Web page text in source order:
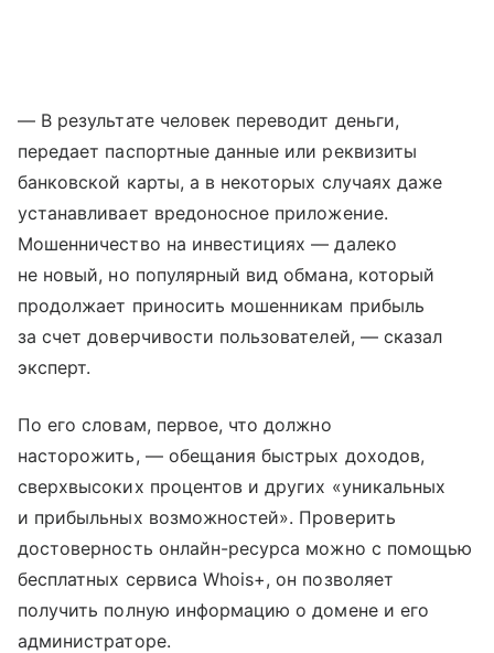
— В результате человек переводит деньги,
передает паспортные данные или реквизиты
банковской карты, а в некоторых случаях даже
устанавливает вредоносное приложение.
Мошенничество на инвестициях — далеко
не новый, но популярный вид обмана, который
продолжает приносить мошенникам прибыль
за счет доверчивости пользователей, — сказал
эксперт.
По его словам, первое, что должно
насторожить, — обещания быстрых доходов,
сверхвысоких процентов и других «уникальных
и прибыльных возможностей». Проверить
достоверность онлайн-ресурса можно с помощью
бесплатных сервиса Whois+, он позволяет
получить полную информацию о домене и его
администраторе.